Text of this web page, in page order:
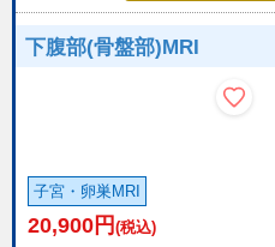
下腹部(骨盤部)MRI
子宮・卵巣MRI
20,900 円 (税込)